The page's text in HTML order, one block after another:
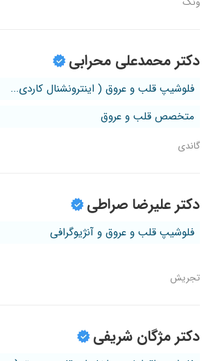
دکتر محمدعلی محرابی
فلوشیپ قلب و عروق ( اینترونشنال کاردی...
متخصص قلب و عروق
گاندی
دکتر علیرضا صراطی
فلوشیپ قلب و عروق و آنژیوگرافی
تجریش
دکتر مژگان شریفی